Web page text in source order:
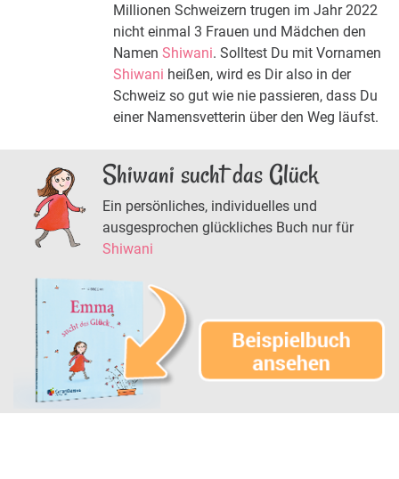
Millionen Schweizern trugen im Jahr 2022
nicht einmal 3 Frauen und Mädchen den
Namen Shiwani. Solltest Du mit Vornamen
Shiwani heißen, wird es Dir also in der
Schweiz so gut wie nie passieren, dass Du
einer Namensvetterin über den Weg läufst.
Shiwani sucht das Glück
Ein persönliches, individuelles und
ausgesprochen glückliches Buch nur für
Shiwani